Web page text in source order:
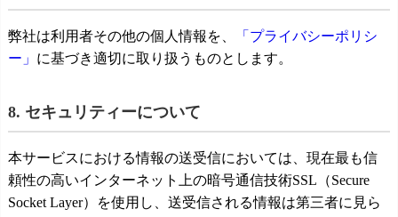
弊社は利用者その他の個人情報を、
「プライバシーポリシ
ー」 に基づき適切に取り扱うものとします。
8. セキュリティーについて
本サービスにおける情報の送受信においては、現在最も信
頼性の高いインターネット上の暗号通信技術SSL（Secure
Socket Layer）を使用し、送受信される情報は第三者に見ら